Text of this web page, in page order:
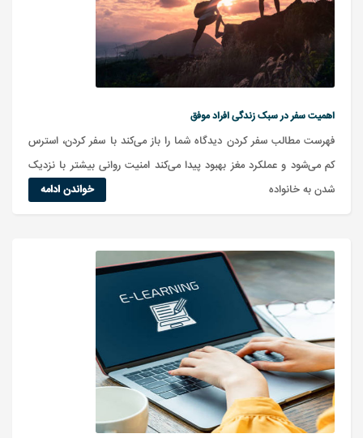
اهمیت سفر در سبک زندگی افراد موفق
فهرست مطالب سفر کردن دیدگاه شما را باز می‌کند با سفر کردن، استرس
کم می‌شود و عملکرد مغز بهبود پیدا می‌کند امنیت روانی بیشتر با نزدیک
شدن به خانواده
خواندن ادامه